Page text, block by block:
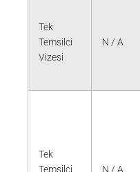
Tek
Temsilci
Vizesi
N / A
Tek
Temsilci
N / A